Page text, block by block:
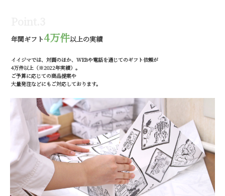
年間ギフト4万件以上の実績
イイジマでは、対面のほか、WEBや電話を通じてのギフト依頼が
4万件以上（※2022年実績）。
ご予算に応じての商品提案や
大量発注などにもご対応しております。